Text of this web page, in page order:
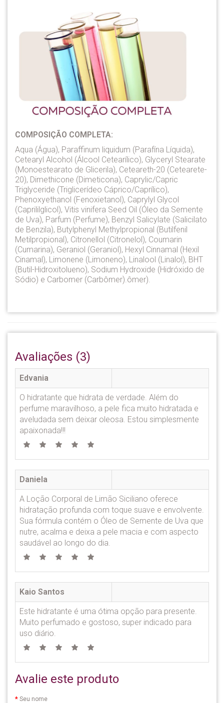
COMPOSIÇÃO COMPLETA:
Aqua (Água), Paraffinum liquidum (Parafína Líquida),
Cetearyl Alcohol (Álcool Cetearílico), Glyceryl Stearate
(Monoestearato de Glicerila), Ceteareth-20 (Cetearete-
20), Dimethicone (Dimeticona), Caprylic/Capric
Triglyceride (Triglicerídeo Cáprico/Caprílico),
Phenoxyethanol (Fenoxietanol), Caprylyl Glycol
(Caprililglicol), Vitis vinifera Seed Oil (Óleo da Semente
de Uva), Parfum (Perfume), Benzyl Salicylate (Salicilato
de Benzila), Butylphenyl Methylpropional (Butilfenil
Metilpropional), Citronellol (Citronelol), Coumarin
(Cumarina), Geraniol (Geraniol), Hexyl Cinnamal (Hexil
Cinamal), Limonene (Limoneno), Linalool (Linalol), BHT
(Butil-Hidroxitolueno), Sodium Hydroxide (Hidróxido de
Sódio) e Carbomer (Carbômer).ômer).
Avaliações (3)
Edvania
O hidratante que hidrata de verdade. Além do
perfume maravilhoso, a pele fica muito hidratada e
aveludada sem deixar oleosa. Estou simplesmente
apaixonada!!!
Daniela
A Loção Corporal de Limão Siciliano oferece
hidratação profunda com toque suave e envolvente.
Sua fórmula contém o Óleo de Semente de Uva que
nutre, acalma e deixa a pele macia e com aspecto
saudável ao longo do dia.
Kaio Santos
Este hidratante é uma ótima opção para presente.
Muito perfumado e gostoso, super indicado para
uso diário.
Avalie este produto
Seu nome